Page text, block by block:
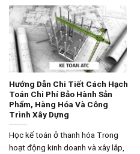
Hướng Dẫn Chi Tiết Cách Hạch
Toán Chi Phí Bảo Hành Sản
Phẩm, Hàng Hóa Và Công
Trình Xây Dựng
Học kế toán ở thanh hóa Trong
hoạt động kinh doanh và xây lắp,